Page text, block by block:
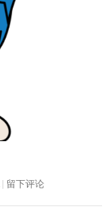
留下评论